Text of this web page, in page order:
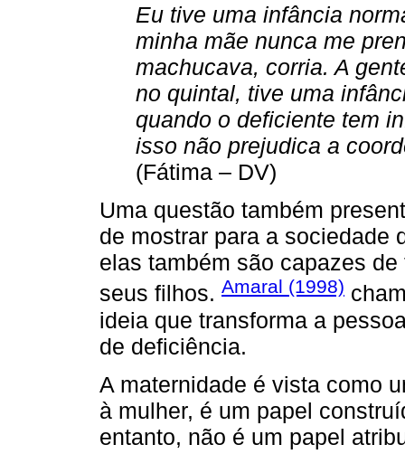
Eu tive uma infância
minha mãe nunca me
machucava, corria. A
no quintal, tive uma
quando o deficiente tem
isso não prejudica a
(Fátima – DV)
Uma questão também
de mostrar para a sociedade
elas também são capazes
seus filhos. Amaral (1998)
ideia que transforma a
de deficiência.
A maternidade é vista como
à mulher, é um papel
entanto, não é um papel